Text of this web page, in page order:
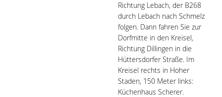
Richtung Lebach, der B268
durch Lebach nach Schmelz
folgen. Dann fahren Sie zur
Dorfmitte in den Kreisel,
Richtung Dillingen in die
Hüttersdorfer Straße. Im
Kreisel rechts in Hoher
Staden, 150 Meter links:
Küchenhaus Scherer.